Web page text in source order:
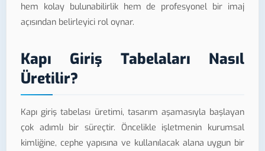
hem kolay bulunabilirlik hem de profesyonel bir imaj
açısından belirleyici rol oynar.
Kapı Giriş Tabelaları Nasıl
Üretilir?
Kapı giriş tabelası üretimi, tasarım aşamasıyla başlayan
çok adımlı bir süreçtir. Öncelikle işletmenin kurumsal
kimliğine, cephe yapısına ve kullanılacak alana uygun bir